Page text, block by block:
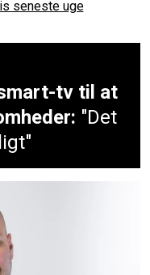
seneste uge
tv til at
"Det